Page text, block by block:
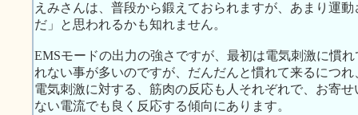
えみさんは、普段から鍛えておられますが、あまり運
だ」と思われるかも知れません。
EMSモードの出力の強さですが、最初は電気刺激に慣
れない事が多いのですが、だんだんと慣れて来るにつ
電気刺激に対する、筋肉の反応も人それぞれで、お寄
ない電流でも良く反応する傾向にあります。